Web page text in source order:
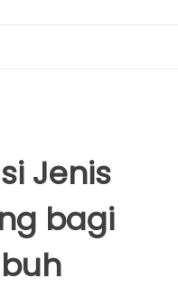
Jenis
bagi